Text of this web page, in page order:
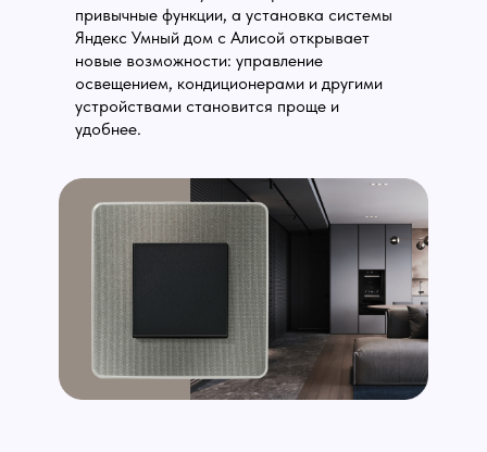
привычные функции, а установка системы
Яндекс Умный дом с Алисой открывает
новые возможности: управление
освещением, кондиционерами и другими
устройствами становится проще и
удобнее.